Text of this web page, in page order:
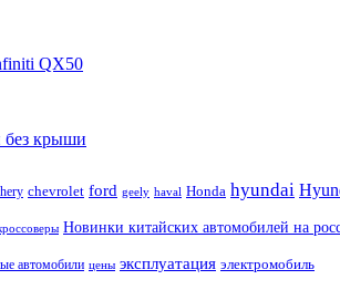
QX50
без крыши
chevrolet ford geely haval Honda hyundai
Новинки китайских автомобилей на
автомобили цены эксплуатация электромобиль